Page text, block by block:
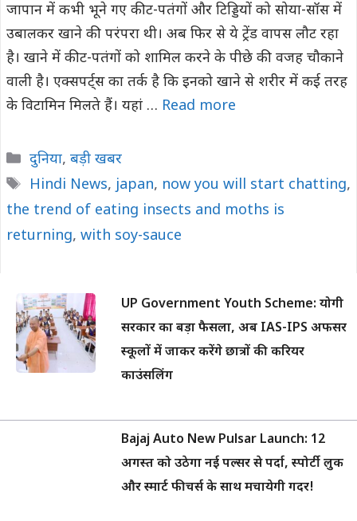
जापान में कभी भूने गए कीट-पतंगों और टिड्डियों को सोया-सॉस में
उबालकर खाने की परंपरा थी। अब फिर से ये ट्रेंड वापस लौट रहा
है। खाने में कीट-पतंगों को शामिल करने के पीछे की वजह चौकाने
वाली है। एक्सपर्ट्स का तर्क है कि इनको खाने से शरीर में कई तरह
के विटामिन मिलते हैं। यहां … Read more
Categories
दुनिया, बड़ी खबर
Tags
Hindi News, japan, now you will start chatting,
the trend of eating insects and moths is
returning, with soy-sauce
UP Government Youth Scheme: योगी
सरकार का बड़ा फैसला, अब IAS-IPS अफसर
स्कूलों में जाकर करेंगे छात्रों की करियर
काउंसलिंग
Bajaj Auto New Pulsar Launch: 12
अगस्त को उठेगा नई पल्सर से पर्दा, स्पोर्टी लुक
और स्मार्ट फीचर्स के साथ मचायेगी गदर!